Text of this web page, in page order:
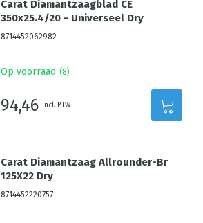
Carat Diamantzaagblad CE
350x25.4/20 - Universeel Dry
8714452062982
Op voorraad (8)
94,46 incl. BTW
Carat Diamantzaag Allrounder-Br
125X22 Dry
8714452220757